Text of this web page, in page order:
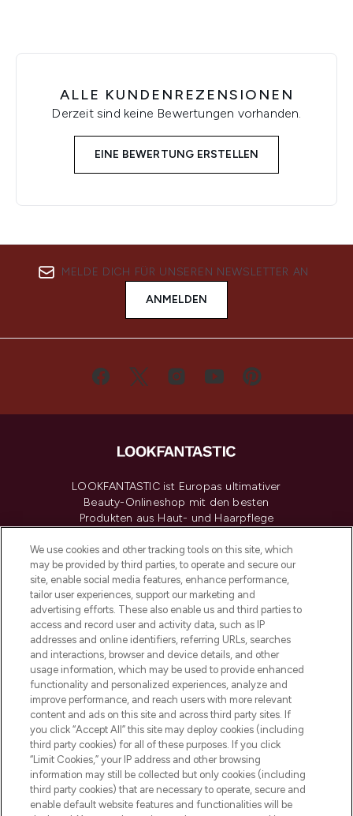
ALLE KUNDENREZENSIONEN
Derzeit sind keine Bewertungen vorhanden.
EINE BEWERTUNG ERSTELLEN
MELDE DICH FÜR UNSEREN NEWSLETTER AN
ANMELDEN
LOOKFANTASTIC ist Europas ultimativer
Beauty-Onlineshop mit den besten
Produkten aus Haut- und Haarpflege
renommierten Marken. Shoppe online
oder über die App mit kostenloser
Lieferung ab einem Einkaufswert von 30€.
Cookie-Einwilligung
Do Not Sell or Share My Personal
Information
HILFE & INFORMATION
IMPRESSUM
ÜBER LOOKFANTASTIC
We use cookies and other tracking tools on this site, which
may be provided by third parties, to operate and secure our
site, enable social media features, enhance performance,
tailor user experiences, support our marketing and
advertising efforts. These also enable us and third parties to
access and record user and activity data, such as IP
addresses and online identifiers, referring URLs, searches
and interactions, browser and device details, and other
usage information, which may be used to provide enhanced
functionality and personalized experiences, analyze and
improve performance, and reach users with more relevant
content and ads on this site and across third party sites. If
you click “Accept All” this site may deploy cookies (including
third party cookies) for all of these purposes. If you click
“Limit Cookies,” your IP address and other browsing
information may still be collected but only cookies (including
third party cookies) that are necessary to operate, secure and
enable default website features and functionalities will be